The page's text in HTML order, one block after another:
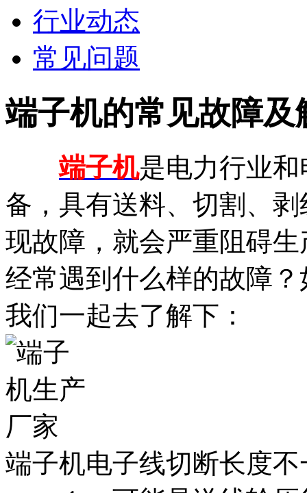
行业动态
常见问题
端子机的常见故障及
端子机是电力行业
备，具有送料、切割、
现故障，就会严重阻碍
经常遇到什么样的故障
我们一起去了解下：
端子机电子线切断长度不